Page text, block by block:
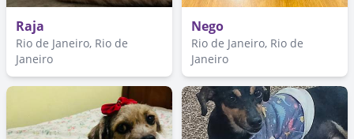
Raja
Rio de Janeiro, Rio de
Janeiro
Nego
Rio de Janeiro, Rio de
Janeiro